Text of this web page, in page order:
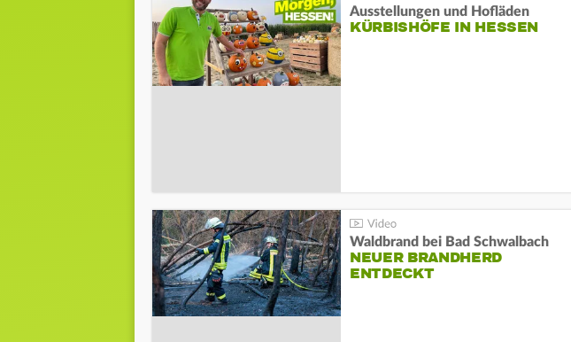
Ausstellungen und Hofläden
KÜRBISHÖFE IN HESSEN
Waldbrand bei Bad Schwalbach
NEUER BRANDHERD
ENTDECKT